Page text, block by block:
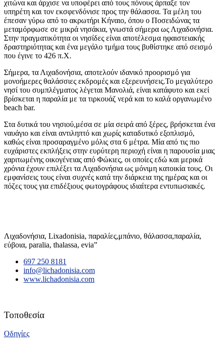
χιτώνα και άρχισε να υποφέρει από τους πόνους άρπαξε τον
υπηρέτη και τον εκσφενδόνισε προς την θάλασσα. Τα μέλη του
έπεσαν γύρω από το ακρωτήρι Κήναιο, όπου ο Ποσειδώνας τα
μεταμόρφωσε σε μικρά νησάκια, γνωστά σήμερα ως Λιχαδονήσια.
Στην πραγματικότητα οι νησίδες είναι αποτέλεσμα ηφαιστειακής
δραστηριότητας και ένα μεγάλο τμήμα τους βυθίστηκε από σεισμό
που έγινε το 426 π.Χ.
Σήμερα, τα Λιχαδονήσια, αποτελούν ιδανικό προορισμό για
μονοήμερες θαλάσσιες εκδρομές και εξερευνήσεις.Το μεγαλύτερο
νησί του συμπλέγματος λέγεται Μανολιά, είναι κατάφυτο και εκεί
βρίσκεται η παραλία με τα τιρκουάζ νερά και το καλά οργανωμένο
beach bar.
Στα δυτικά του νησιού,μέσα σε μία σειρά από ξέρες, βρήσκεται ένα
ναυάγιο και είναι αντιληπτό και χωρίς καταδυτικό εξοπλισμό,
καθώς είναι προσαραγμένο μόλις στα 6 μέτρα. Μία από τις πιο
ευχάριστες εκπλήξεις στην ευρύτερη περιοχή είναι η παρουσία μιας
χαριτωμένης οικογένειας από Φώκιες, οι οποίες εδώ και μερικά
χρόνια έχουν επιλέξει τα Λιχαδονήσια ως μόνιμη κατοικία τους. Οι
εμφανίσεις τους είναι συχνές κατά την διάρκεια της ημέρας και οι
πόζες τους για επιδέξιους φωτογράφους ιδιαίτερα εντυπωσιακές.
Λιχαδονήσια, Lixadonisia, παραλίες,μπάνιο, θάλασσα,παραλία,
εύβοια, paralia, thalassa, evia”
697 250 8181
info@lichadonisia.com
www.lichadonisia.com
Τοποθεσία
Οδηγίες